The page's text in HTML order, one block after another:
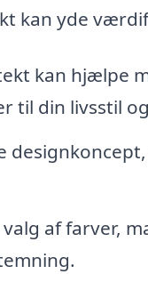
kan yde
kan hjælpe
til din livsstil
af farver,